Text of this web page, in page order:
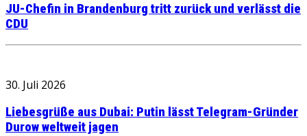
JU-Chefin in Brandenburg tritt zurück und verlässt die
CDU
30. Juli 2026
Liebesgrüße aus Dubai: Putin lässt Telegram-Gründer
Durow weltweit jagen